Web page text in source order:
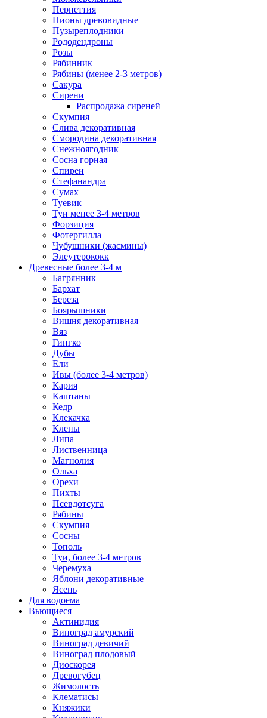
Пернеттия
Пионы древовидные
Пузыреплодники
Рододендроны
Розы
Рябинник
Рябины (менее 2-3 метров)
Сакура
Сирени
Распродажа сиреней
Скумпия
Слива декоративная
Смородина декоративная
Снежноягодник
Сосна горная
Спиреи
Стефанандра
Сумах
Туевик
Туи менее 3-4 метров
Форзиция
Фотергилла
Чубушники (жасмины)
Элеутерококк
Древесные более 3-4 м
Багрянник
Бархат
Береза
Боярышники
Вишня декоративная
Вяз
Гингко
Дубы
Ели
Ивы (более 3-4 метров)
Кария
Каштаны
Кедр
Клекачка
Клены
Липа
Лиственница
Магнолия
Ольха
Орехи
Пихты
Псевдотсуга
Рябины
Скумпия
Сосны
Тополь
Туи, более 3-4 метров
Черемуха
Яблони декоративные
Ясень
Для водоема
Вьющиеся
Актинидия
Виноград амурский
Виноград девичий
Виноград плодовый
Диоскорея
Древогубец
Жимолость
Клематисы
Княжики